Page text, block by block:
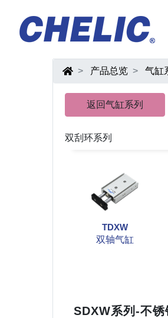
产品总览 气缸
返回气缸系列
双刮环系列
TDXW
双轴气缸
SDXW系列-不